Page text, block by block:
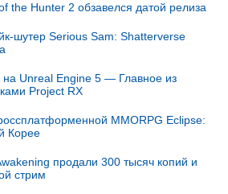
the Hunter 2 обзавелся датой релиза
шутер Serious Sam: Shatterverse
на Unreal Engine 5 — Главное из
Project RX
MMORPG Eclipse:
Корее
продали 300 тысяч копий и
стрим